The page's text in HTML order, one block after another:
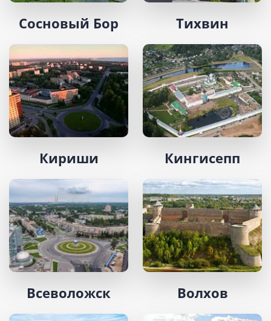
Сосновый Бор Тихвин
Кириши Кингисепп
Всеволожск Волхов